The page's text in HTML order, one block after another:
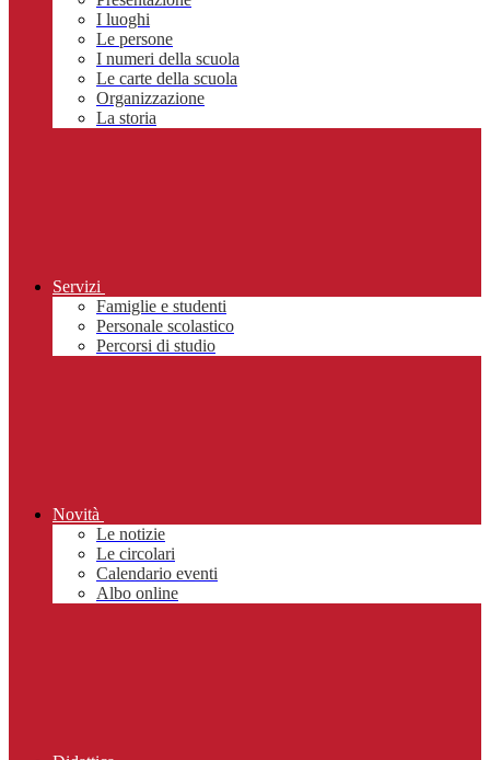
I luoghi
Le persone
I numeri della scuola
Le carte della scuola
Organizzazione
La storia
Servizi
Famiglie e studenti
Personale scolastico
Percorsi di studio
Novità
Le notizie
Le circolari
Calendario eventi
Albo online